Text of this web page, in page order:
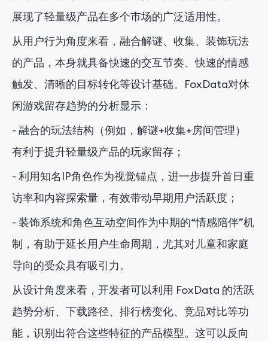
展现了轻量级产品在多个市场的广泛适用性。
从用户行为角度来看，融合解谜、收集、装饰玩法
的产品，本身就具备快速的交互节奏、快速的情感
触发、清晰的目标转化等设计基础。FoxData对休
闲游戏留存趋势的分析显示：
- 融合的玩法结构（例如，解谜+收集+房间管理）
有利于提升轻量级产品的玩家留存；
- 利用知名IP角色作为视觉锚点，进一步提升首日重
访率和内容探索量，有效带动早期用户活跃度；
- 装饰系统和角色互动空间作为中期的“情感陪伴”机
制，有助于延长用户生命周期，尤其对儿童和家庭
导向的受众具有吸引力。
从设计角度来看，开发者可以利用 FoxData 的活跃
趋势分析、下载路径、排行榜变化、竞品对比等功
能，识别出符合这些特征的产品模型。这可以反向